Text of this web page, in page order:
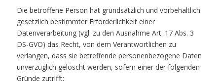
Die betroffene Person hat grundsätzlich und vorbehaltlich
gesetzlich bestimmter Erforderlichkeit einer
Datenverarbeitung (vgl. zu den Ausnahme Art. 17 Abs. 3
DS-GVO) das Recht, von dem Verantwortlichen zu
verlangen, dass sie betreffende personenbezogene Daten
unverzüglich gelöscht werden, sofern einer der folgenden
Gründe zutrifft: